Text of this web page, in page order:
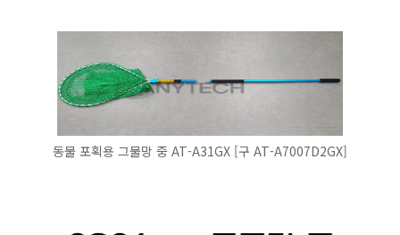
동물 포획용 그물망 중 AT-A31GX [구 AT-A7007D2GX]